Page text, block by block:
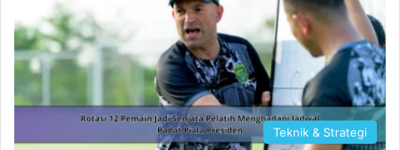
Teknik & Strategi